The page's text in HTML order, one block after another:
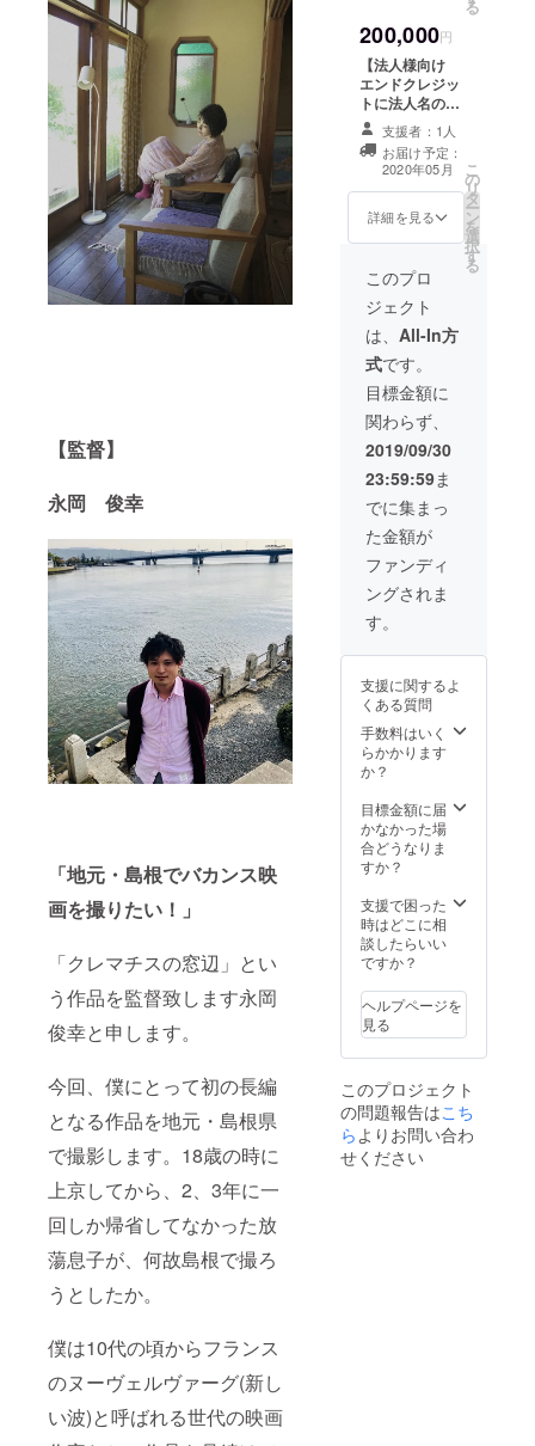
【監督】
永岡 俊幸
「地元・島根でバカンス映
画を撮りたい！」
「クレマチスの窓辺」とい
う作品を監督致します永岡
俊幸と申します。
今回、僕にとって初の長編
となる作品を地元・島根県
で撮影します。18歳の時に
上京してから、2、3年に一
回しか帰省してなかった放
蕩息子が、何故島根で撮ろ
うとしたか。
僕は10代の頃からフランス
のヌーヴェルヴァーグ(新し
い波)と呼ばれる世代の映画
DVDを配送しま
す。 【監督過去
作、瀬戸かほ主
演「Birds」視聴
権】 2017年に撮
影された短編
「Birds」を
WEB上で視聴し
ていただけま
す。
知らせいたしま
す。ご支援の際
に、松江会場か
東京会場のどち
らご希望か備考
欄にお答え下さ
い。 【永岡前作
「オーロラ・グ
ローリー」DVD
のご送付】 全国
数か所の映画祭
グローリー」の
DVDを配送しま
す。 【撮影台本
（サイン入
り）】 キャス
ト、スタッフの
直筆サイン入り
台本です。 【メ
イキング動画配
信】 撮影現場で
画をwebでの限
定公開で配信い
たします。 【完
成版ブルーレイ
の配送】 完成し
た本編をより高
画質でご覧いた
だけます。※内容
はDVDと同じで
す。 【監督過去
作、瀬戸かほ主
演「Birds」視聴
権】 2017年に撮
影された短編
「Birds」を
WEB上で視聴し
す。
タッフも参加し
ます。日時は
2020年の春以降
を予定しており
ます。会場は島
根県松江市、東
京都内からお選
びいただけま
す。会場までは
自費でお越しく
ださい。詳細に
関しましてはま
知らせいたしま
す。ご支援の際
に、松江会場か
東京会場のどち
らご希望か備考
欄にお答え下さ
い。 【永岡前作
「オーロラ・グ
ローリー」DVD
のご送付】 全国
数か所の映画祭
で上映された前
作「オーロラ・
グローリー」の
DVDを配送しま
す。 【監督・
キャストのサイ
ン入りポスター
のご送付】 メイ
ポスターをお送
りいたします。
【「クレマチス
の窓辺」制作日
記の配信】 現場
で起こったあれ
やこれやを監督
からメールでお
伝えいたしま
す。 【メイキン
グ動画配信】 撮
影現場でのメイ
キング動画を
webでの限定公
開で配信いたし
ます。 【完成版
ブルーレイの配
送】 完成した本
編をより高画質
DVDと同じで
す。 【監督過去
作、瀬戸かほ主
演「Birds」視聴
権】 2017年に撮
す。 【完成版
DVDの配送】 完
成した本編の
DVDをお送りい
たします。 【試
写会ご招待（松
江市、東京都
内）】 関係者同
席の試写会にご
招待します。
キャスト、ス
2020年の春以降
を予定しており
ます。会場は島
根県松江市、東
京都内からお選
びいただけま
す。会場までは
自費でお越しく
ださい。詳細に
関しましてはま
知らせいたしま
す。 【永岡前作
「オーロラ・グ
ローリー」DVD
のご送付】 全国
数か所の映画祭
で上映された前
作「オーロラ・
グローリー」の
DVDを配送しま
す。 【監督サイ
ン入りスチー
ル】 プロカメラ
マンによる映画
現場の臨場感あ
ふれるメイキン
督サインが付き
ます。 【「クレ
マチスの窓辺」
制作日記の配
こったあれやこ
れやを監督から
メールでお伝え
いたします。
画配信】 撮影現
場でのメイキン
グ動画をwebで
の限定公開で配
信いたします。
【関係者打ち上
げにご参加（松
江市、東京都
内）】 関係者同
席の打ち上げに
「協賛」として
ポスターに法人
様名を掲載させ
ていただきま
す。 【完成版
DVDの配送】 完
成した本編の
DVDをお送りい
たします。 【監
督過去作、瀬戸
かほ主演
「Birds」視聴
権】 2017年に撮
影された短編
「Birds」を
WEB上で視聴し
ていただけま
す。
る
200,000円
【法人様向け
エンドクレジッ
トに法人名の記
載】 「協賛」と
して本編最後に
流れるエンドク
レジットに法人
様名を掲載させ
ていただきま
法人名の記載】
「協賛」として
ポスターに法人
様名を掲載させ
ていただきま
す。 【島根県内
法人様向け 本
作予告編、ス
チールの商用利
用】 本作の予告
WEB上などで商
用利用していた
だけます。 【完
成版DVDの配
送】 完成した本
編のDVDをお送
りいたします。
【監督過去作、
瀬戸かほ主演
「Birds」視聴
権】 2017年に撮
影された短編
「Birds」を
WEB上で視聴し
ていただけま
す。
支援者：1人
お届け予定：
2020年05月
詳細を見る
こ
の
リ
タ
ー
ン
を
選
択
す
る
このプロ
ジェクト
は、 All-In方
式です。
目標金額に
関わらず、
2019/09/30
23:59:59ま
でに集まっ
た金額が
ファンディ
ングされま
す。
支援に関するよ
くある質問
手数料はいく
らかかります
か？
目標金額に届
かなかった場
合どうなりま
すか？
支援で困った
時はどこに相
談したらいい
ですか？
ヘルプページを
見る
このプロジェクト
の問題報告はこち
ら よりお問い合わ
せください